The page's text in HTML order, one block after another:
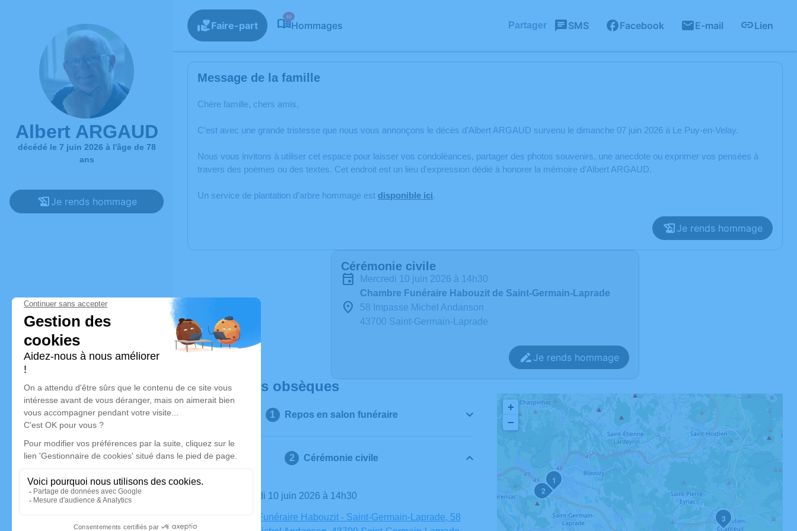
Albert ARGAUD
décédé le 7 juin 2026 à l'âge de 78
ans
Je rends hommage
Faire-part
48
Hommages Partager SMS Facebook E-mail Lien
Message de la famille
Chère famille, chers amis,
C’est avec une grande tristesse que nous vous annonçons le décès d’Albert ARGAUD survenu le dimanche 07 juin 2026 à Le Puy-en-Velay.
Nous vous invitons à utiliser cet espace pour laisser vos condoléances, partager des photos souvenirs, une anecdote ou exprimer vos pensées à
travers des poèmes ou des textes. Cet endroit est un lieu d'expression dédié à honorer la mémoire d’Albert ARGAUD.
Un service de plantation d’arbre hommage est disponible ici.
Je rends hommage
Cérémonie civile
mercredi 10 juin 2026 à 14h30
Chambre Funéraire Habouzit de Saint-Germain-Laprade
58 Impasse Michel Andanson
43700 Saint-Germain-Laprade
Je rends hommage
Déroulé des obsèques
Repos en salon funéraire
Cérémonie civile
Le mercredi 10 juin 2026 à 14h30
Chambre Funéraire Habouzit - Saint-Germain-Laprade, 58
1
2
3
+
−